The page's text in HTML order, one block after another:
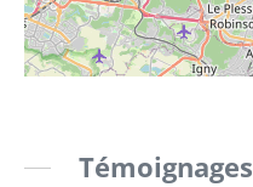
Témoignages